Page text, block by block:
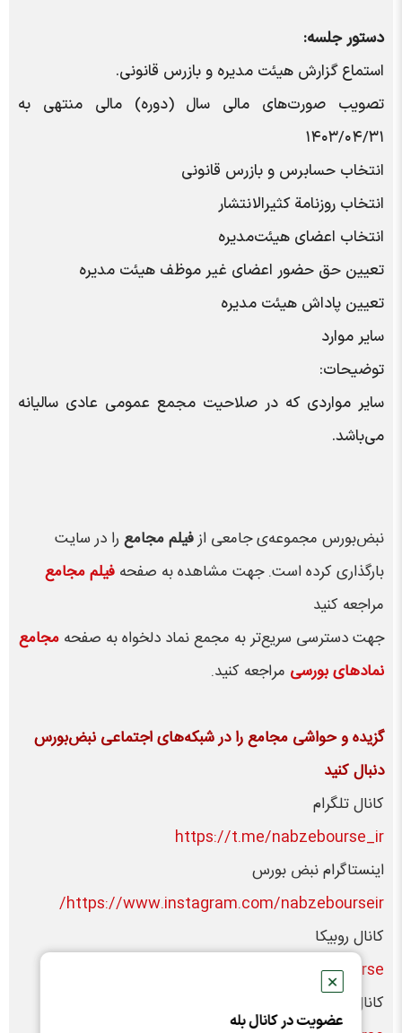
✕
عضویت در کانال بله
دستور جلسه:
استماع گزارش هیئت مدیره و بازرس قانونی.
تصویب صورت‌های مالی سال (دوره) مالی منتهی به
۱۴۰۳/۰۴/۳۱
انتخاب حسابرس و بازرس قانونی
انتخاب روزنامة کثیر‌الانتشار
انتخاب اعضای هیئت‌مدیره
تعیین حق حضور اعضای غیر موظف هیئت مدیره
تعیین پاداش هیئت مدیره
سایر موارد
توضیحات:
سایر مواردی که در صلاحیت مجمع عمومی عادی سالیانه
می‌باشد.
نبض‌بورس مجموعه‌ی جامعی ازفیلم مجامع را در سایت
بارگذاری کرده است. جهت مشاهده به صفحه فیلم مجامع
مراجعه کنید
جهت دسترسی سریع‌تر به مجمع نماد دلخواه به صفحه مجامع
نمادهای بورسی مراجعه کنید.
گزیده و حواشی مجامع را در شبکه‌های اجتماعی نبض‌بورس
دنبال کنید
کانال تلگرام
https://t.me/nabzebourse_ir
اینستاگرام نبض بورس
https://www.instagram.com/nabzebourseir/
کانال روبیکا
https://rubika.ir/nabzebourse
کانال ایتا